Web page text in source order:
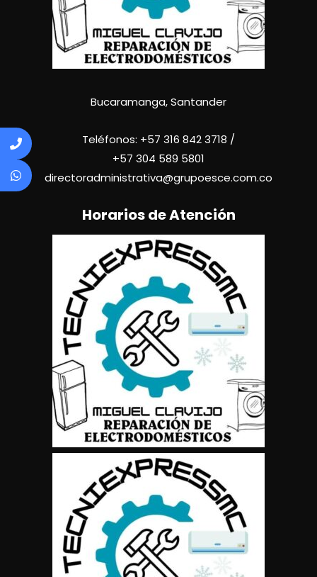
Bucaramanga, Santander
Teléfonos: +57 316 842 3718 /
+57 304 589 5801
directoradministrativa@grupoesce.com.co
Horarios de Atención